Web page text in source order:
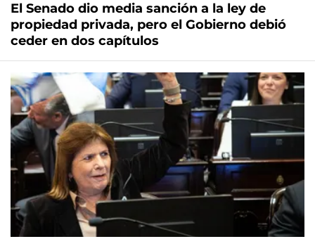
El Senado dio media sanción a la ley de
propiedad privada, pero el Gobierno debió
ceder en dos capítulos